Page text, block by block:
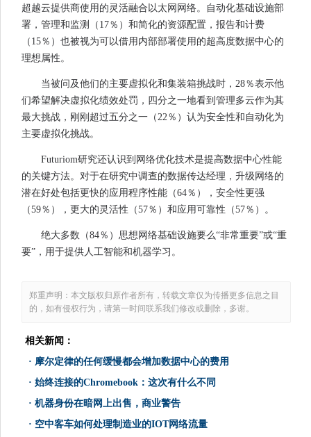
超越云提供商使用的灵活融合以太网网络。自动化基础设施部
署，管理和监测（17％）和简化的资源配置，报告和计费
（15％）也被视为可以借用内部部署使用的超高度数据中心的
理想属性。
当被问及他们的主要虚拟化和集装箱挑战时，28％表示他
们希望解决虚拟化绩效处罚，四分之一地看到管理多云作为其
最大挑战，刚刚超过五分之一（22％）认为安全性和自动化为
主要虚拟化挑战。
Futuriom研究还认识到网络优化技术是提高数据中心性能
的关键方法。对于在研究中调查的数据传达经理，升级网络的
潜在好处包括更快的应用程序性能（64％），安全性更强
（59％），更大的灵活性（57％）和应用可靠性（57％）。
绝大多数（84％）思想网络基础设施要么“非常重要”或“重
要”，用于提供人工智能和机器学习。
郑重声明：本文版权归原作者所有，转载文章仅为传播更多信息之目
的，如有侵权行为，请第一时间联系我们修改或删除，多谢。
相关新闻：
· 摩尔定律的任何缓慢都会增加数据中心的费用
· 始终连接的Chromebook：这次有什么不同
· 机器身份在暗网上出售，商业警告
· 空中客车如何处理制造业的IOT网络流量